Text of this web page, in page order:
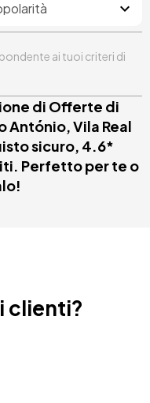
ai tuoi criteri di
di Offerte di
António, Vila Real
sicuro, 4.6*
Perfetto per te o
clienti?